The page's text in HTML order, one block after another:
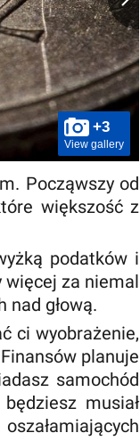
+3
View gallery
Począwszy od
większość z
podatków i
więcej za niemal
nad głową.
ci wyobrażenie,
planuje
samochód
musiał